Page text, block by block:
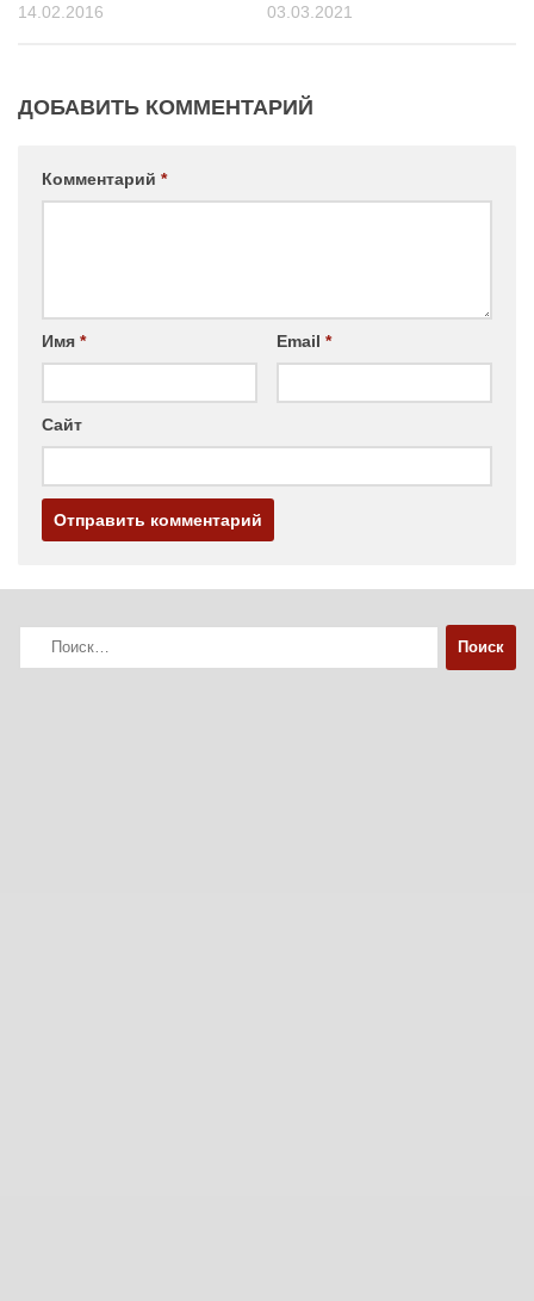
14.02.2016 03.03.2021
ДОБАВИТЬ КОММЕНТАРИЙ
Комментарий *
Имя * Email *
Сайт
Найти: